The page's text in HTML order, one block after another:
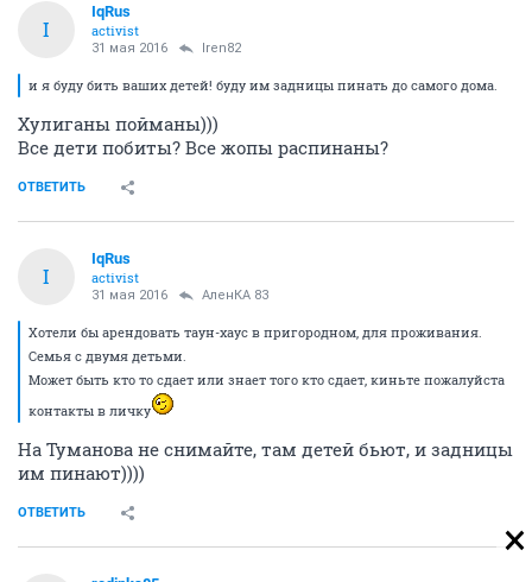
I
IqRus
activist
31 мая 2016 Iren82
и я буду бить ваших детей! буду им задницы пинать до самого дома.
Хулиганы пойманы)))
Все дети побиты? Все жопы распинаны?
ОТВЕТИТЬ
I
IqRus
activist
31 мая 2016 АленКА 83
Хотели бы арендовать таун-хаус в пригородном, для проживания.
Семья с двумя детьми.
Может быть кто то сдает или знает того кто сдает, киньте пожалуйста
контакты в личку
На Туманова не снимайте, там детей бьют, и задницы
им пинают))))
ОТВЕТИТЬ